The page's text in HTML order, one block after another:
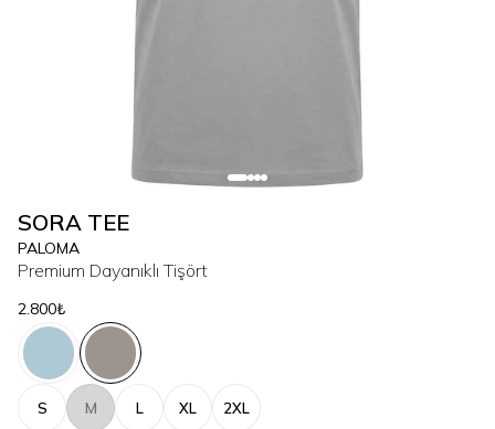
SORA TEE
PALOMA
Premium Dayanıklı Tişört
2.800₺
S M L XL 2XL